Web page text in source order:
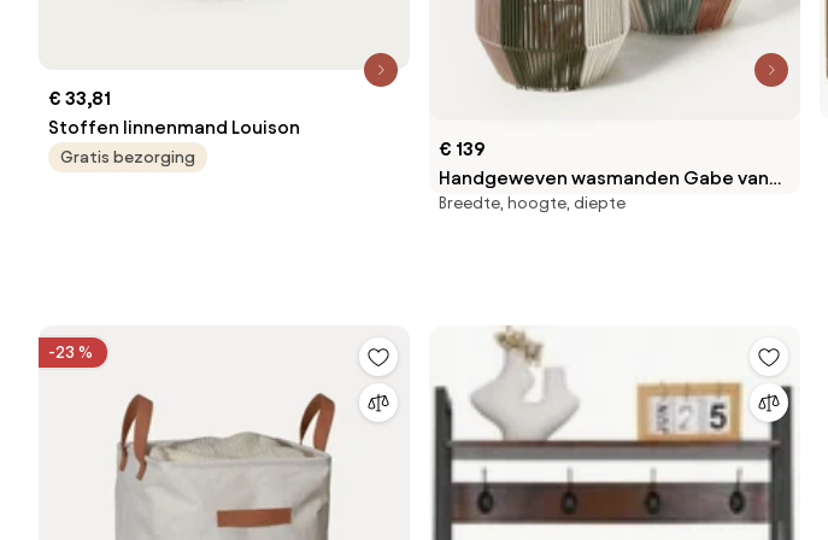
€ 33,81
Stoffen linnenmand Louison
Gratis bezorging
€ 139
Handgeweven wasmanden Gabe van
touw, 2-delig
Breedte, hoogte, diepte
-23 %